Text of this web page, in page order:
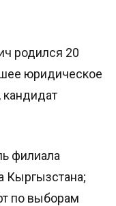
родился 20
юридическое
кандидат
филиала
Кыргызстана;
по выборам